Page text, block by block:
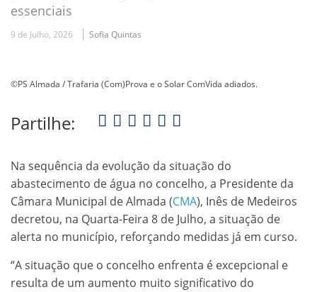
essenciais
9 de Julho, 2026 Sofia Quintas
©PS Almada / Trafaria (Com)Prova e o Solar ComVida adiados.
Partilhe:
Na sequência da evolução da situação do
abastecimento de água no concelho, a Presidente da
Câmara Municipal de Almada (CMA), Inês de Medeiros
decretou, na Quarta-Feira 8 de Julho, a situação de
alerta no município, reforçando medidas já em curso.
“A situação que o concelho enfrenta é excepcional e
resulta de um aumento muito significativo do